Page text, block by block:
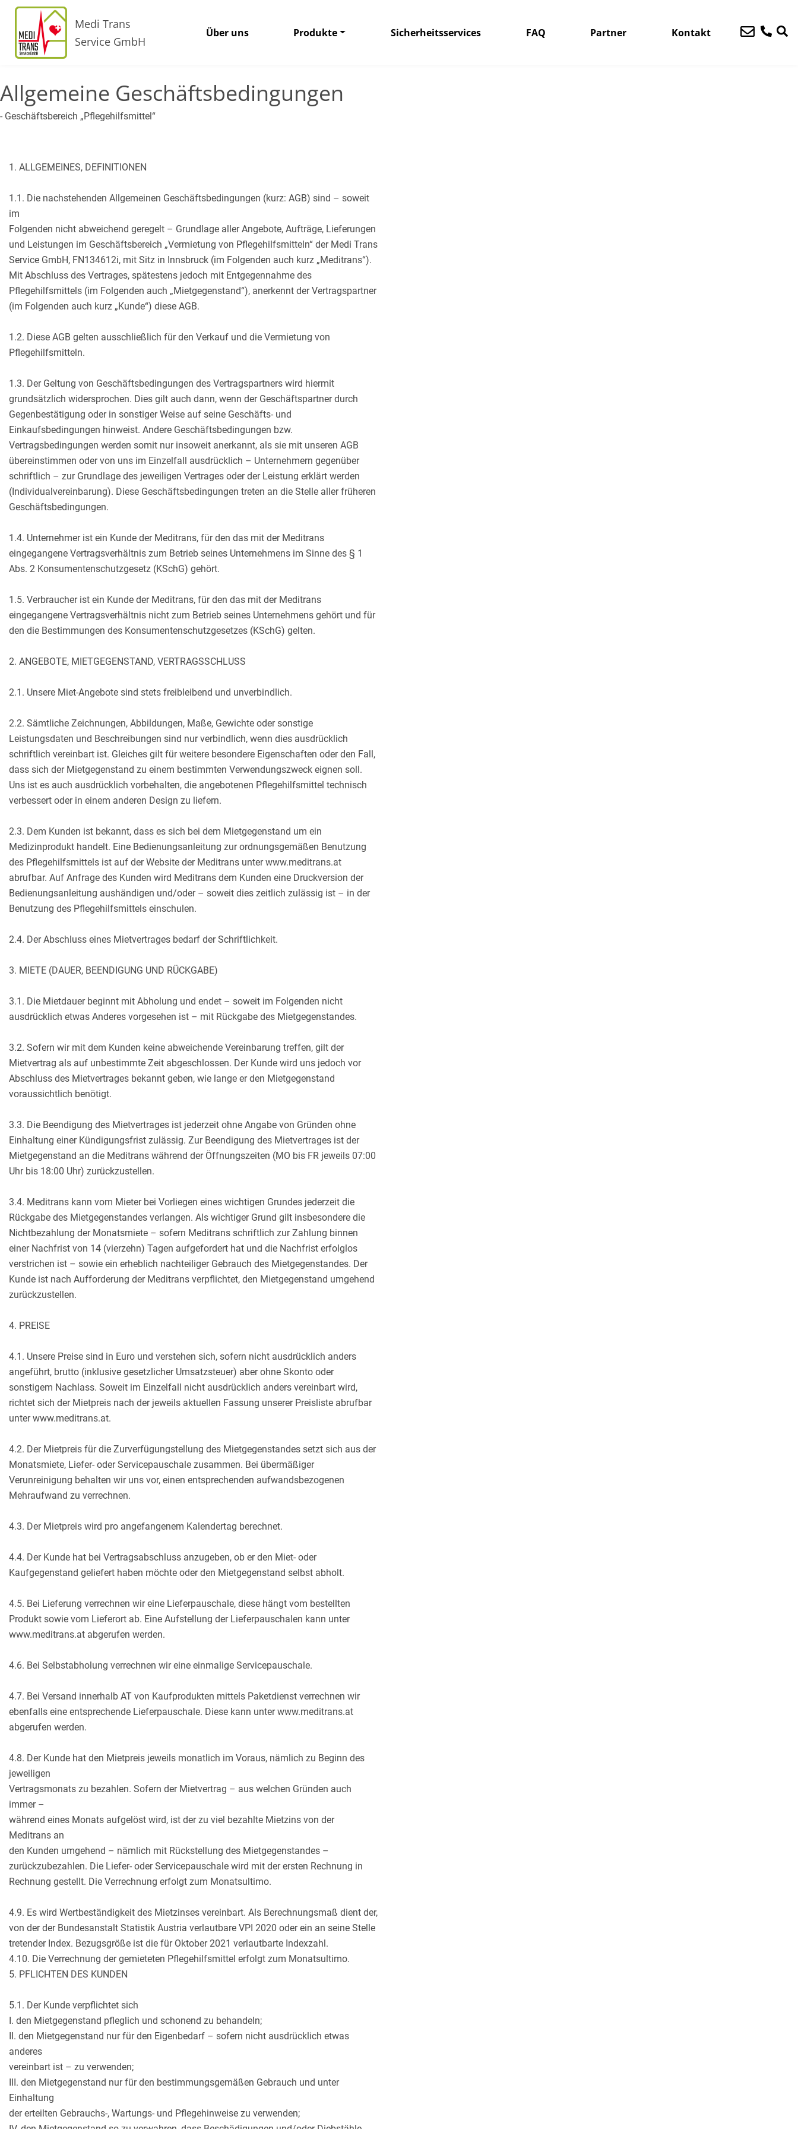
Medi Trans
Service GmbH
Über uns Produkte Sicherheitsservices FAQ Partner Kontakt
Allgemeine Geschäftsbedingungen
- Geschäftsbereich „Pflegehilfsmittel“
1. ALLGEMEINES, DEFINITIONEN
1.1. Die nachstehenden Allgemeinen Geschäftsbedingungen (kurz: AGB) sind – soweit
im
Folgenden nicht abweichend geregelt – Grundlage aller Angebote, Aufträge, Lieferungen
und Leistungen im Geschäftsbereich „Vermietung von Pflegehilfsmitteln“ der Medi Trans
Service GmbH, FN134612i, mit Sitz in Innsbruck (im Folgenden auch kurz „Meditrans“).
Mit Abschluss des Vertrages, spätestens jedoch mit Entgegennahme des
Pflegehilfsmittels (im Folgenden auch „Mietgegenstand“), anerkennt der Vertragspartner
(im Folgenden auch kurz „Kunde“) diese AGB.
1.2. Diese AGB gelten ausschließlich für den Verkauf und die Vermietung von
Pflegehilfsmitteln.
1.3. Der Geltung von Geschäftsbedingungen des Vertragspartners wird hiermit
grundsätzlich widersprochen. Dies gilt auch dann, wenn der Geschäftspartner durch
Gegenbestätigung oder in sonstiger Weise auf seine Geschäfts- und
Einkaufsbedingungen hinweist. Andere Geschäftsbedingungen bzw.
Vertragsbedingungen werden somit nur insoweit anerkannt, als sie mit unseren AGB
übereinstimmen oder von uns im Einzelfall ausdrücklich – Unternehmern gegenüber
schriftlich – zur Grundlage des jeweiligen Vertrages oder der Leistung erklärt werden
(Individualvereinbarung). Diese Geschäftsbedingungen treten an die Stelle aller früheren
Geschäftsbedingungen.
1.4. Unternehmer ist ein Kunde der Meditrans, für den das mit der Meditrans
eingegangene Vertragsverhältnis zum Betrieb seines Unternehmens im Sinne des § 1
Abs. 2 Konsumentenschutzgesetz (KSchG) gehört.
1.5. Verbraucher ist ein Kunde der Meditrans, für den das mit der Meditrans
eingegangene Vertragsverhältnis nicht zum Betrieb seines Unternehmens gehört und für
den die Bestimmungen des Konsumentenschutzgesetzes (KSchG) gelten.
2. ANGEBOTE, MIETGEGENSTAND, VERTRAGSSCHLUSS
2.1. Unsere Miet-Angebote sind stets freibleibend und unverbindlich.
2.2. Sämtliche Zeichnungen, Abbildungen, Maße, Gewichte oder sonstige
Leistungsdaten und Beschreibungen sind nur verbindlich, wenn dies ausdrücklich
schriftlich vereinbart ist. Gleiches gilt für weitere besondere Eigenschaften oder den Fall,
dass sich der Mietgegenstand zu einem bestimmten Verwendungszweck eignen soll.
Uns ist es auch ausdrücklich vorbehalten, die angebotenen Pflegehilfsmittel technisch
verbessert oder in einem anderen Design zu liefern.
2.3. Dem Kunden ist bekannt, dass es sich bei dem Mietgegenstand um ein
Medizinprodukt handelt. Eine Bedienungsanleitung zur ordnungsgemäßen Benutzung
des Pflegehilfsmittels ist auf der Website der Meditrans unter www.meditrans.at
abrufbar. Auf Anfrage des Kunden wird Meditrans dem Kunden eine Druckversion der
Bedienungsanleitung aushändigen und/oder – soweit dies zeitlich zulässig ist – in der
Benutzung des Pflegehilfsmittels einschulen.
2.4. Der Abschluss eines Mietvertrages bedarf der Schriftlichkeit.
3. MIETE (DAUER, BEENDIGUNG UND RÜCKGABE)
3.1. Die Mietdauer beginnt mit Abholung und endet – soweit im Folgenden nicht
ausdrücklich etwas Anderes vorgesehen ist – mit Rückgabe des Mietgegenstandes.
3.2. Sofern wir mit dem Kunden keine abweichende Vereinbarung treffen, gilt der
Mietvertrag als auf unbestimmte Zeit abgeschlossen. Der Kunde wird uns jedoch vor
Abschluss des Mietvertrages bekannt geben, wie lange er den Mietgegenstand
voraussichtlich benötigt.
3.3. Die Beendigung des Mietvertrages ist jederzeit ohne Angabe von Gründen ohne
Einhaltung einer Kündigungsfrist zulässig. Zur Beendigung des Mietvertrages ist der
Mietgegenstand an die Meditrans während der Öffnungszeiten (MO bis FR jeweils 07:00
Uhr bis 18:00 Uhr) zurückzustellen.
3.4. Meditrans kann vom Mieter bei Vorliegen eines wichtigen Grundes jederzeit die
Rückgabe des Mietgegenstandes verlangen. Als wichtiger Grund gilt insbesondere die
Nichtbezahlung der Monatsmiete – sofern Meditrans schriftlich zur Zahlung binnen
einer Nachfrist von 14 (vierzehn) Tagen aufgefordert hat und die Nachfrist erfolglos
verstrichen ist – sowie ein erheblich nachteiliger Gebrauch des Mietgegenstandes. Der
Kunde ist nach Aufforderung der Meditrans verpflichtet, den Mietgegenstand umgehend
zurückzustellen.
4. PREISE
4.1. Unsere Preise sind in Euro und verstehen sich, sofern nicht ausdrücklich anders
angeführt, brutto (inklusive gesetzlicher Umsatzsteuer) aber ohne Skonto oder
sonstigem Nachlass. Soweit im Einzelfall nicht ausdrücklich anders vereinbart wird,
richtet sich der Mietpreis nach der jeweils aktuellen Fassung unserer Preisliste abrufbar
unter www.meditrans.at.
4.2. Der Mietpreis für die Zurverfügungstellung des Mietgegenstandes setzt sich aus der
Monatsmiete, Liefer- oder Servicepauschale zusammen. Bei übermäßiger
Verunreinigung behalten wir uns vor, einen entsprechenden aufwandsbezogenen
Mehraufwand zu verrechnen.
4.3. Der Mietpreis wird pro angefangenem Kalendertag berechnet.
4.4. Der Kunde hat bei Vertragsabschluss anzugeben, ob er den Miet- oder
Kaufgegenstand geliefert haben möchte oder den Mietgegenstand selbst abholt.
4.5. Bei Lieferung verrechnen wir eine Lieferpauschale, diese hängt vom bestellten
Produkt sowie vom Lieferort ab. Eine Aufstellung der Lieferpauschalen kann unter
www.meditrans.at abgerufen werden.
4.6. Bei Selbstabholung verrechnen wir eine einmalige Servicepauschale.
4.7. Bei Versand innerhalb AT von Kaufprodukten mittels Paketdienst verrechnen wir
ebenfalls eine entsprechende Lieferpauschale. Diese kann unter www.meditrans.at
abgerufen werden.
4.8. Der Kunde hat den Mietpreis jeweils monatlich im Voraus, nämlich zu Beginn des
jeweiligen
Vertragsmonats zu bezahlen. Sofern der Mietvertrag – aus welchen Gründen auch
immer –
während eines Monats aufgelöst wird, ist der zu viel bezahlte Mietzins von der
Meditrans an
den Kunden umgehend – nämlich mit Rückstellung des Mietgegenstandes –
zurückzubezahlen. Die Liefer- oder Servicepauschale wird mit der ersten Rechnung in
Rechnung gestellt. Die Verrechnung erfolgt zum Monatsultimo.
4.9. Es wird Wertbeständigkeit des Mietzinses vereinbart. Als Berechnungsmaß dient der,
von der der Bundesanstalt Statistik Austria verlautbare VPI 2020 oder ein an seine Stelle
tretender Index. Bezugsgröße ist die für Oktober 2021 verlautbarte Indexzahl.
4.10. Die Verrechnung der gemieteten Pflegehilfsmittel erfolgt zum Monatsultimo.
5. PFLICHTEN DES KUNDEN
5.1. Der Kunde verpflichtet sich
I. den Mietgegenstand pfleglich und schonend zu behandeln;
II. den Mietgegenstand nur für den Eigenbedarf – sofern nicht ausdrücklich etwas
anderes
vereinbart ist – zu verwenden;
III. den Mietgegenstand nur für den bestimmungsgemäßen Gebrauch und unter
Einhaltung
der erteilten Gebrauchs-, Wartungs- und Pflegehinweise zu verwenden;